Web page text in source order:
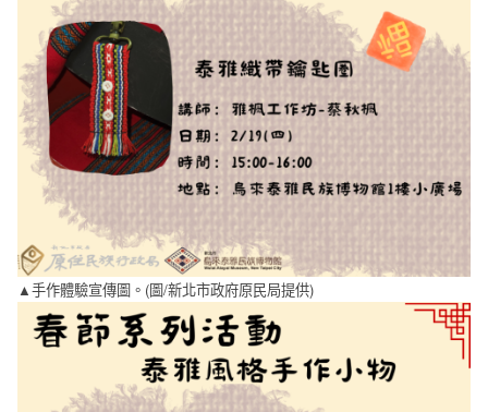
▲手作體驗宣傳圖。(圖/新北市政府原民局提供)